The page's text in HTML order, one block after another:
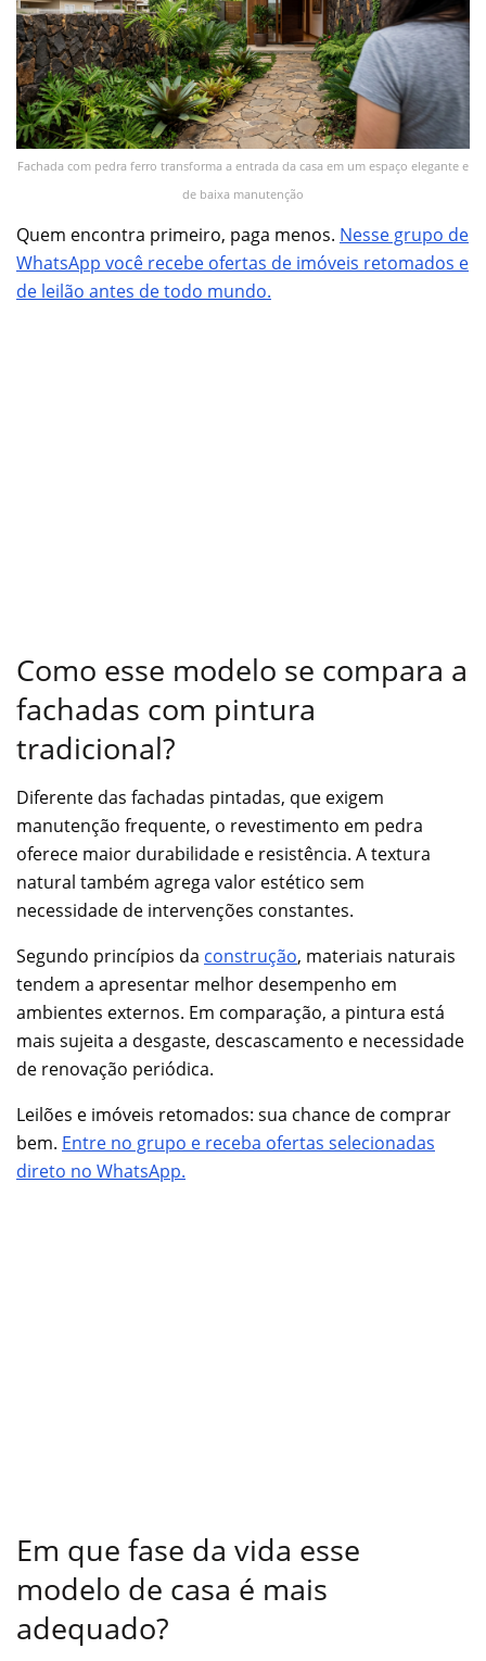
Fachada com pedra ferro transforma a entrada da casa em um espaço elegante e
de baixa manutenção
Quem encontra primeiro, paga menos. Nesse grupo de
WhatsApp você recebe ofertas de imóveis retomados e
de leilão antes de todo mundo.
Como esse modelo se compara a
fachadas com pintura
tradicional?
Diferente das fachadas pintadas, que exigem
manutenção frequente, o revestimento em pedra
oferece maior durabilidade e resistência. A textura
natural também agrega valor estético sem
necessidade de intervenções constantes.
Segundo princípios da construção, materiais naturais
tendem a apresentar melhor desempenho em
ambientes externos. Em comparação, a pintura está
mais sujeita a desgaste, descascamento e necessidade
de renovação periódica.
Leilões e imóveis retomados: sua chance de comprar
bem. Entre no grupo e receba ofertas selecionadas
direto no WhatsApp.
Em que fase da vida esse
modelo de casa é mais
adequado?